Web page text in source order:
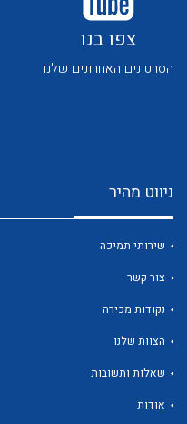
לכל מוצרי היצרן
לכל מוצרי היצרן
צפו בנו
הסרטונים האחרונים שלנו
ניווט מהיר
שירותי תמיכה
צור קשר
נקודות מכירה
הצוות שלנו
שאלות ותשובות
אודות